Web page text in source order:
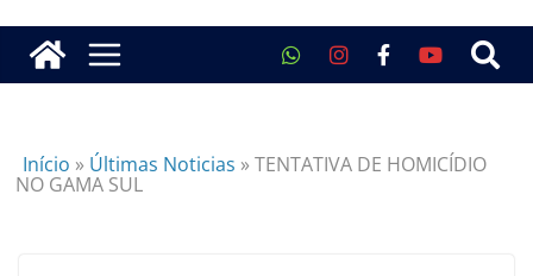
Início » Últimas Noticias »TENTATIVA DE HOMICÍDIO
NO GAMA SUL